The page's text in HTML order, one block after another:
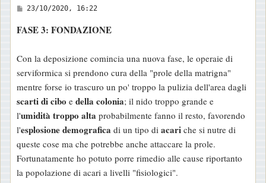
M
s
a
g
g
i
o
23/10/2020, 16:22
FASE 3: FONDAZIONE
Con la deposizione comincia una nuova fase, le operaie di
serviformica si prendono cura della "prole della matrigna"
mentre forse io trascuro un po' troppo la pulizia dell'area dagli
scarti di cibo e della colonia; il nido troppo grande e
l'umidità troppo alta probabilmente fanno il resto, favorendo
l'esplosione demografica di un tipo di acari che si nutre di
queste cose ma che potrebbe anche attaccare la prole.
Fortunatamente ho potuto porre rimedio alle cause riportanto
la popolazione di acari a livelli "fisiologici".